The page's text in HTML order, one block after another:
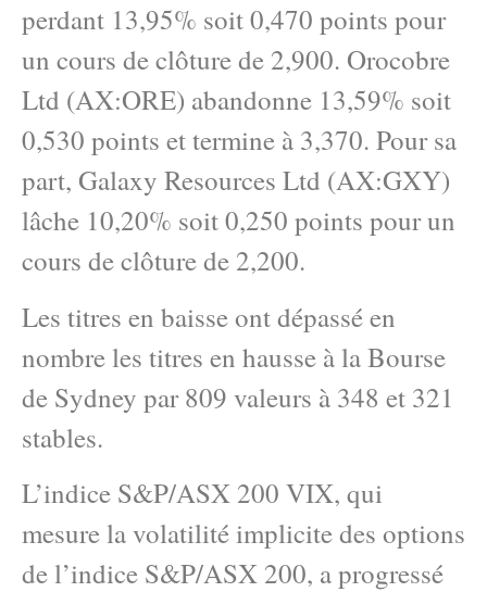
perdant 13,95% soit 0,470 points pour
un cours de clôture de 2,900. Orocobre
Ltd (AX:ORE) abandonne 13,59% soit
0,530 points et termine à 3,370. Pour sa
part, Galaxy Resources Ltd (AX:GXY)
lâche 10,20% soit 0,250 points pour un
cours de clôture de 2,200.
Les titres en baisse ont dépassé en
nombre les titres en hausse à la Bourse
de Sydney par 809 valeurs à 348 et 321
stables.
L’indice S&P/ASX 200 VIX, qui
mesure la volatilité implicite des options
de l’indice S&P/ASX 200, a progressé